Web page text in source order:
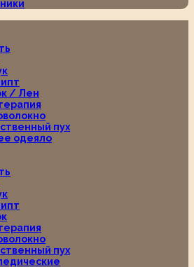
/ Лен
пух
одеяло
пух